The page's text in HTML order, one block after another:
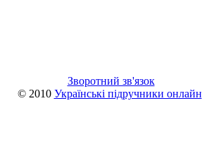
Зворотний зв'язок
© 2010 Українські підручники онлайн